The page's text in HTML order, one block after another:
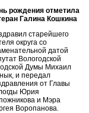
рождения отметила
Галина Кошкина
старейшего
округа со
датой
Вологодской
Думы Михаил
и передал
от Главы
Юрия
и Мэра
Воропанова.